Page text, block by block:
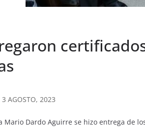
AGOSTO, 2023
Mario Dardo Aguirre se hizo entrega de